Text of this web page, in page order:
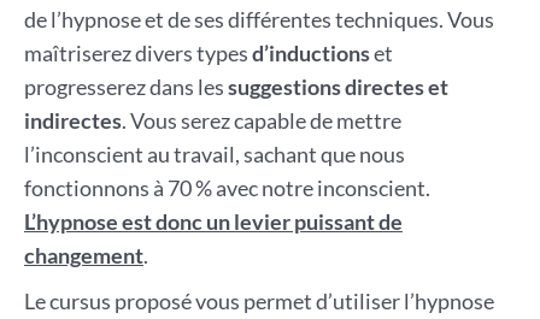
de l’hypnose et de ses différentes techniques. Vous
maîtriserez divers typesd’inductionset
progresserez dans lessuggestions directes et
indirectes. Vous serez capable de mettre
l’inconscient au travail, sachant que nous
fonctionnons à 70 % avec notre inconscient.
L’hypnose est donc un levier puissant de
changement.
Le cursus proposé vous permet d’utiliser l’hypnose